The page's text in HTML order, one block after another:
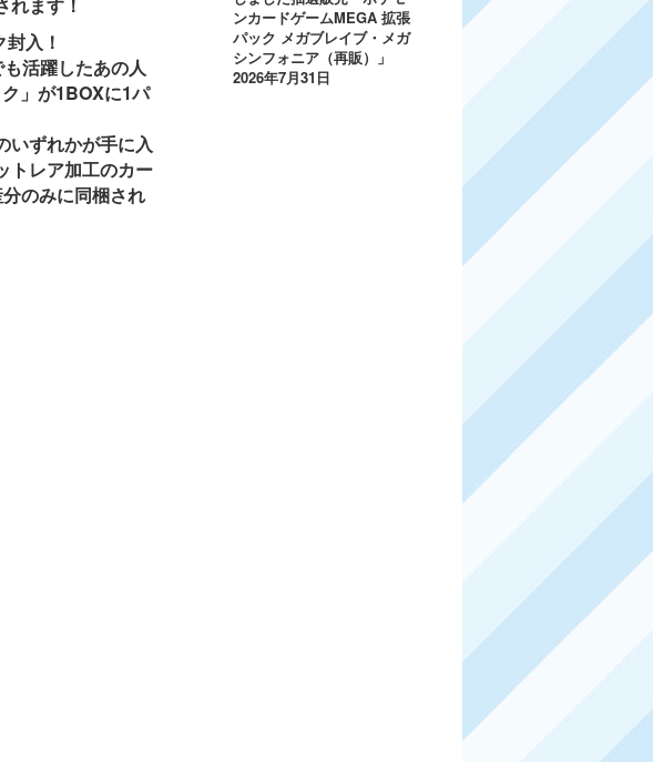
入！
活躍したあの人
」が1BOXに1パ
いずれかが手に入
トレア加工のカー
のみに同梱され
ンカードゲームMEGA 拡張
パック メガブレイブ・メガ
シンフォニア（再販）」
2026年7月31日